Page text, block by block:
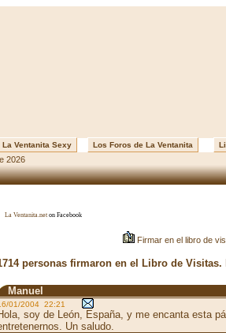
La Ventanita Sexy Los Foros de La Ventanita
2026
La Ventanita.net on Facebook
Firmar en el libro de
personas firmaron en el Libro de Visitas.
Manuel
01/2004 22:21
soy de León, España, y me encanta esta
Un saludo.